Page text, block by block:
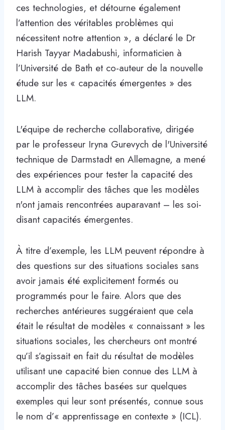
ces technologies, et détourne également
l’attention des véritables problèmes qui
nécessitent notre attention », a déclaré le Dr
Harish Tayyar Madabushi, informaticien à
l’Université de Bath et co-auteur de la nouvelle
étude sur les « capacités émergentes » des
LLM.
L'équipe de recherche collaborative, dirigée
par le professeur Iryna Gurevych de l'Université
technique de Darmstadt en Allemagne, a mené
des expériences pour tester la capacité des
LLM à accomplir des tâches que les modèles
n'ont jamais rencontrées auparavant – les soi-
disant capacités émergentes.
À titre d’exemple, les LLM peuvent répondre à
des questions sur des situations sociales sans
avoir jamais été explicitement formés ou
programmés pour le faire. Alors que des
recherches antérieures suggéraient que cela
était le résultat de modèles « connaissant » les
situations sociales, les chercheurs ont montré
qu’il s’agissait en fait du résultat de modèles
utilisant une capacité bien connue des LLM à
accomplir des tâches basées sur quelques
exemples qui leur sont présentés, connue sous
le nom d’« apprentissage en contexte » (ICL).